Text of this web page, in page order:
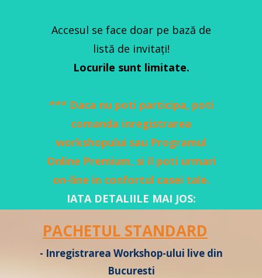
Accesul se face doar pe bază de
listă de invitați!
Locurile sunt limitate.
*** Daca nu poti participa, poti
comanda inregistrarea
workshopului sau Programul
Online Premium, si il poti urmari
on-line in confortul casei tale.
IATA DETALIILE MAI JOS:
PACHETUL STANDARD
- Inregistrarea Workshop-ului live din
Bucuresti